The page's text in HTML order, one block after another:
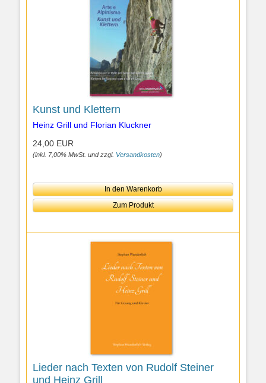
Kunst und Klettern
Heinz Grill und Florian Kluckner
24,00 EUR
(inkl. 7,00% MwSt. und zzgl. Versandkosten)
In den Warenkorb
Zum Produkt
Lieder nach Texten von Rudolf Steiner
und Heinz Grill